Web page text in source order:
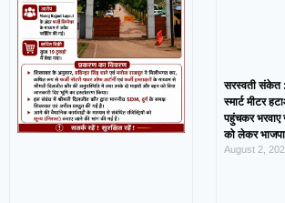
सरस्वती संकेत
स्मार्ट मीटर
पहुंचकर भरवाए
को लेकर
August 2,